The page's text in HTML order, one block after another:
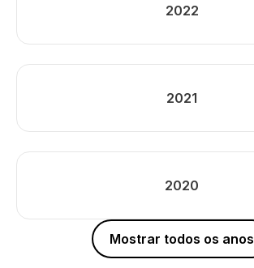
2022
2021
2020
Mostrar todos os anos